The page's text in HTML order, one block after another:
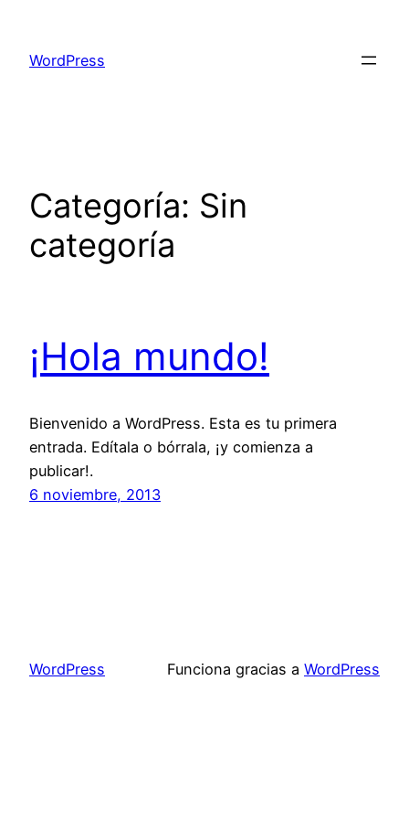
contenido
WordPress
Categoría: Sin
categoría
¡Hola mundo!
Bienvenido a WordPress. Esta es tu primera
entrada. Edítala o bórrala, ¡y comienza a
publicar!.
6 noviembre, 2013
WordPress Funciona gracias a WordPress